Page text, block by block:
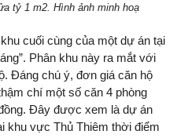
tỷ 1 m2. Hình ảnh minh hoạ
cuối cùng của một dự án tại
Phân khu này ra mắt với
Đáng chú ý, đơn giá căn hộ
chí một số căn 4 phòng
Đây được xem là dự án
khu vực Thủ Thiêm thời điểm